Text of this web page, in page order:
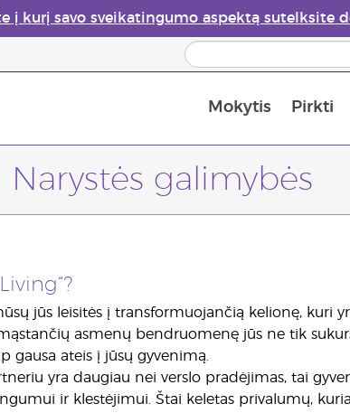
į kurį savo sveikatingumo aspektą sutelksite
Mokytis Pirkti
Narystės galimybės
jūs leisitės į transformuojančią kelionę, kuri
asmenų bendruomenę jūs ne tik
gausa ateis į jūsų gyvenimą.
yra daugiau nei verslo pradėjimas, tai
ir klestėjimui. Štai keletas privalumų,